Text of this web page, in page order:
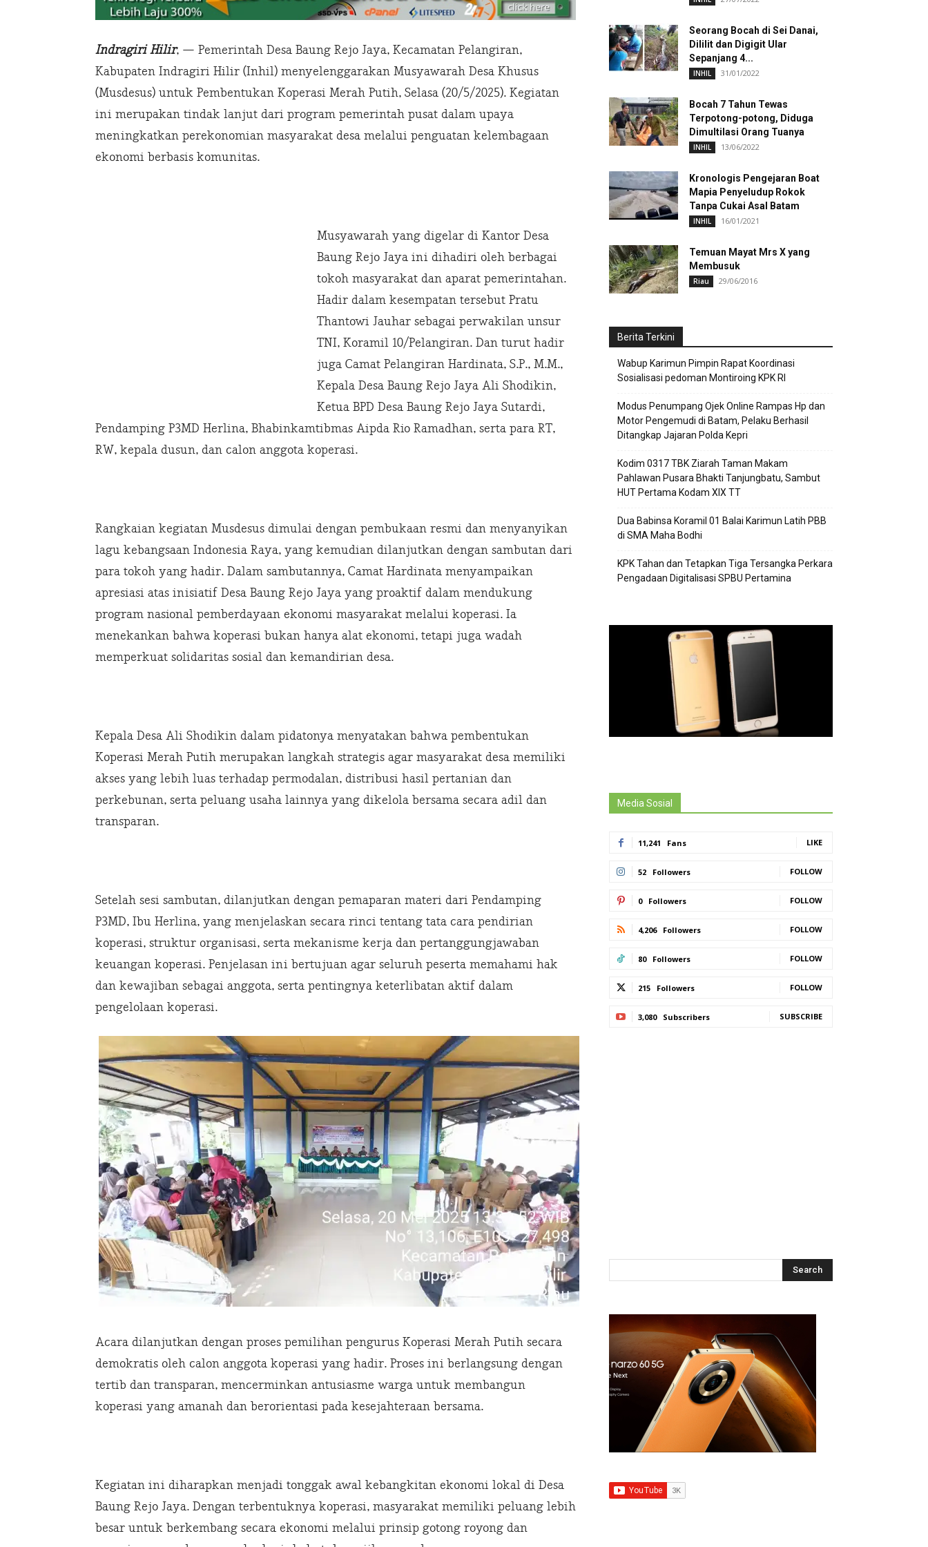
Indragiri Hilir, — Pemerintah Desa Baung Rejo Jaya, Kecamatan Pelangiran,
Kabupaten Indragiri Hilir (Inhil) menyelenggarakan Musyawarah Desa Khusus
(Musdesus) untuk Pembentukan Koperasi Merah Putih, Selasa (20/5/2025). Kegiatan
ini merupakan tindak lanjut dari program pemerintah pusat dalam upaya
meningkatkan perekonomian masyarakat desa melalui penguatan kelembagaan
ekonomi berbasis komunitas.
Musyawarah yang digelar di Kantor Desa
Baung Rejo Jaya ini dihadiri oleh berbagai
tokoh masyarakat dan aparat pemerintahan.
Hadir dalam kesempatan tersebut Pratu
Thantowi Jauhar sebagai perwakilan unsur
TNI, Koramil 10/Pelangiran. Dan turut hadir
juga Camat Pelangiran Hardinata, S.P., M.M.,
Kepala Desa Baung Rejo Jaya Ali Shodikin,
Ketua BPD Desa Baung Rejo Jaya Sutardi,
Pendamping P3MD Herlina, Bhabinkamtibmas Aipda Rio Ramadhan, serta para RT,
RW, kepala dusun, dan calon anggota koperasi.
Rangkaian kegiatan Musdesus dimulai dengan pembukaan resmi dan menyanyikan
lagu kebangsaan Indonesia Raya, yang kemudian dilanjutkan dengan sambutan dari
para tokoh yang hadir. Dalam sambutannya, Camat Hardinata menyampaikan
apresiasi atas inisiatif Desa Baung Rejo Jaya yang proaktif dalam mendukung
program nasional pemberdayaan ekonomi masyarakat melalui koperasi. Ia
menekankan bahwa koperasi bukan hanya alat ekonomi, tetapi juga wadah
memperkuat solidaritas sosial dan kemandirian desa.
Kepala Desa Ali Shodikin dalam pidatonya menyatakan bahwa pembentukan
Koperasi Merah Putih merupakan langkah strategis agar masyarakat desa memiliki
akses yang lebih luas terhadap permodalan, distribusi hasil pertanian dan
perkebunan, serta peluang usaha lainnya yang dikelola bersama secara adil dan
transparan.
Setelah sesi sambutan, dilanjutkan dengan pemaparan materi dari Pendamping
P3MD, Ibu Herlina, yang menjelaskan secara rinci tentang tata cara pendirian
koperasi, struktur organisasi, serta mekanisme kerja dan pertanggungjawaban
keuangan koperasi. Penjelasan ini bertujuan agar seluruh peserta memahami hak
dan kewajiban sebagai anggota, serta pentingnya keterlibatan aktif dalam
pengelolaan koperasi.
Acara dilanjutkan dengan proses pemilihan pengurus Koperasi Merah Putih secara
demokratis oleh calon anggota koperasi yang hadir. Proses ini berlangsung dengan
tertib dan transparan, mencerminkan antusiasme warga untuk membangun
koperasi yang amanah dan berorientasi pada kesejahteraan bersama.
Kegiatan ini diharapkan menjadi tonggak awal kebangkitan ekonomi lokal di Desa
Baung Rejo Jaya. Dengan terbentuknya koperasi, masyarakat memiliki peluang lebih
besar untuk berkembang secara ekonomi melalui prinsip gotong royong dan
Seorang Bocah di Sei Danai,
Dililit dan Digigit Ular
Sepanjang 4...
INHIL 31/01/2022
Bocah 7 Tahun Tewas
Terpotong-potong, Diduga
Dimultilasi Orang Tuanya
INHIL 13/06/2022
Kronologis Pengejaran Boat
Mapia Penyeludup Rokok
Tanpa Cukai Asal Batam
INHIL 16/01/2021
Temuan Mayat Mrs X yang
Membusuk
Riau 29/06/2016
Berita Terkini
Wabup Karimun Pimpin Rapat Koordinasi
Sosialisasi pedoman Montiroing KPK RI
Modus Penumpang Ojek Online Rampas Hp dan
Motor Pengemudi di Batam, Pelaku Berhasil
Ditangkap Jajaran Polda Kepri
Kodim 0317 TBK Ziarah Taman Makam
Pahlawan Pusara Bhakti Tanjungbatu, Sambut
HUT Pertama Kodam XIX TT
Dua Babinsa Koramil 01 Balai Karimun Latih PBB
di SMA Maha Bodhi
KPK Tahan dan Tetapkan Tiga Tersangka Perkara
Pengadaan Digitalisasi SPBU Pertamina
Media Sosial
11,241 Fans LIKE
52 Followers FOLLOW
0 Followers FOLLOW
4,206 Followers FOLLOW
80 Followers FOLLOW
215 Followers FOLLOW
3,080 Subscribers SUBSCRIBE